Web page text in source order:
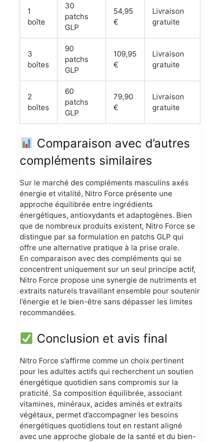
1
boîte
30
patchs
GLP
54,95
€
Livraison
gratuite
3
boîtes
90
patchs
GLP
109,95
€
Livraison
gratuite
2
boîtes
60
patchs
GLP
79,90
€
Livraison
gratuite
Comparaison avec d’autres
compléments similaires
Sur le marché des compléments masculins axés
énergie et vitalité, Nitro Force présente une
approche équilibrée entre ingrédients
énergétiques, antioxydants et adaptogènes. Bien
que de nombreux produits existent, Nitro Force se
distingue par sa formulation en patchs GLP qui
offre une alternative pratique à la prise orale.
En comparaison avec des compléments qui se
concentrent uniquement sur un seul principe actif,
Nitro Force propose une synergie de nutriments et
extraits naturels travaillant ensemble pour soutenir
l’énergie et le bien-être sans dépasser les limites
recommandées.
Conclusion et avis final
Nitro Force s’affirme comme un choix pertinent
pour les adultes actifs qui recherchent un soutien
énergétique quotidien sans compromis sur la
praticité. Sa composition équilibrée, associant
vitamines, minéraux, acides aminés et extraits
végétaux, permet d’accompagner les besoins
énergétiques quotidiens tout en restant aligné
avec une approche globale de la santé et du bien-